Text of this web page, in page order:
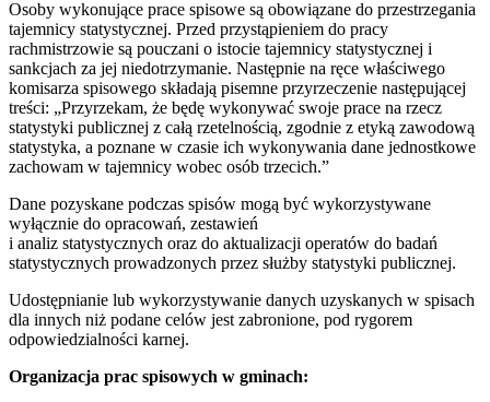
Osoby wykonujące prace spisowe są obowiązane do przestrzegania
tajemnicy statystycznej. Przed przystąpieniem do pracy
rachmistrzowie są pouczani o istocie tajemnicy statystycznej i
sankcjach za jej niedotrzymanie. Następnie na ręce właściwego
komisarza spisowego składają pisemne przyrzeczenie następującej
treści: „Przyrzekam, że będę wykonywać swoje prace na rzecz
statystyki publicznej z całą rzetelnością, zgodnie z etyką zawodową
statystyka, a poznane w czasie ich wykonywania dane jednostkowe
zachowam w tajemnicy wobec osób trzecich.”
Dane pozyskane podczas spisów mogą być wykorzystywane
wyłącznie do opracowań, zestawień
i analiz statystycznych oraz do aktualizacji operatów do badań
statystycznych prowadzonych przez służby statystyki publicznej.
Udostępnianie lub wykorzystywanie danych uzyskanych w spisach
dla innych niż podane celów jest zabronione, pod rygorem
odpowiedzialności karnej.
Organizacja prac spisowych w gminach: